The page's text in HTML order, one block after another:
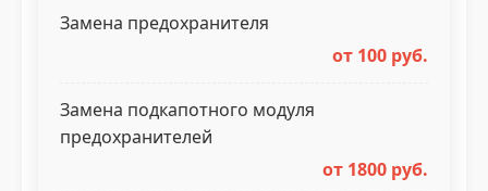
Замена предохранителя
от 100 руб.
Замена подкапотного модуля
предохранителей
от 1800 руб.